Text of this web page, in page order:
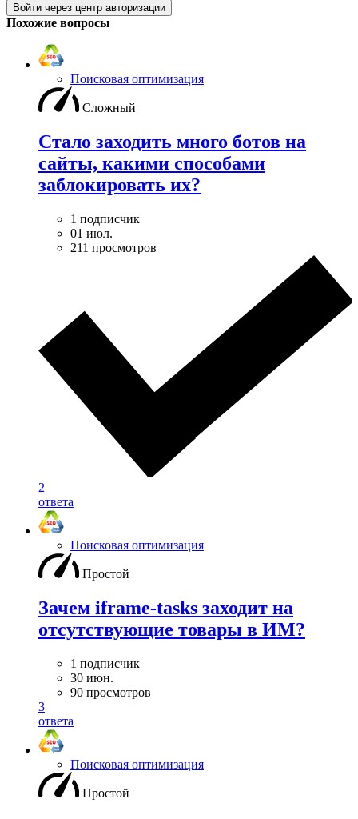
Войти через центр авторизации
Похожие вопросы
Поисковая оптимизация
Сложный
Стало заходить много ботов на
сайты, какими способами
заблокировать их?
1 подписчик
01 июл.
211 просмотров
2
ответа
Поисковая оптимизация
Простой
Зачем iframe-tasks заходит на
отсутствующие товары в ИМ?
1 подписчик
30 июн.
90 просмотров
3
ответа
Поисковая оптимизация
Простой